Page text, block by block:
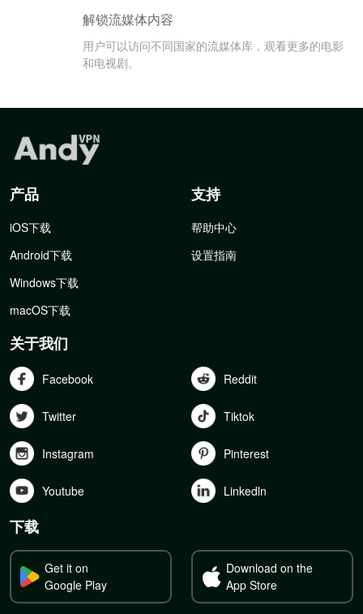
解锁流媒体内容
用户可以访问不同国家的流媒体库，观看更多的电影
和电视剧。
产品
iOS下载
Android下载
Windows下载
macOS下载
支持
帮助中心
设置指南
关于我们
Facebook Reddit
Twitter Tiktok
Instagram Pinterest
Youtube Linkedln
下载
Get it on
Google Play
Download on the
App Store